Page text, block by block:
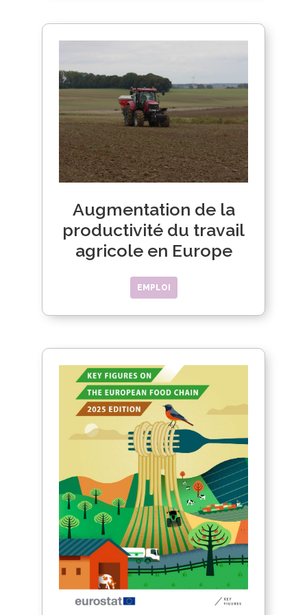
Augmentation de la
productivité du travail
agricole en Europe
EMPLOI